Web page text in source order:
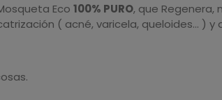
Eco 100% PURO, que Regenera,
( acné, varicela, queloides... ) y